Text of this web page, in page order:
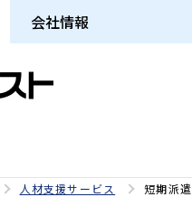
会社情報
人材支援サービス 短期派遣